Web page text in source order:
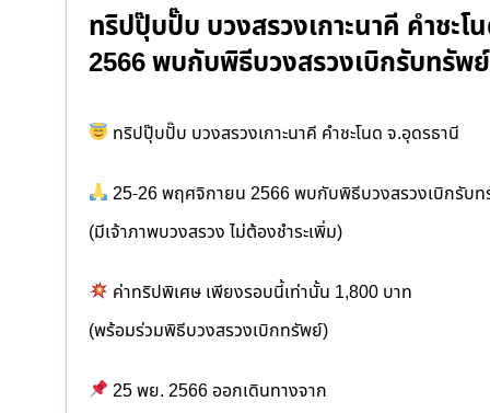
ทริปปุ๊บปั๊บ บวงสรวงเกาะนาคี คำชะ
2566 พบกับพิธีบวงสรวงเบิกรับทรัพ
ทริปปุ๊บปั๊บ บวงสรวงเกาะนาคี คำชะโนด จ.อุดรธานี
25-26 พฤศจิกายน 2566 พบกับพิธีบวงสรวงเบิกรับทรั
(มีเจ้าภาพบวงสรวง ไม่ต้องชำระเพิ่ม)
ค่าทริปพิเศษ เพียงรอบนี้เท่านั้น 1,800 บาท
(พร้อมร่วมพิธีบวงสรวงเบิกทรัพย์)
25 พย. 2566 ออกเดินทางจาก